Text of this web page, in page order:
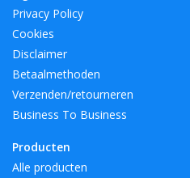
Privacy Policy
Cookies
Disclaimer
Betaalmethoden
Verzenden/retourneren
Business To Business
Producten
Alle producten